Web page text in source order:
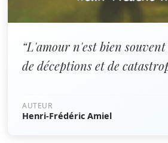
“L'amour n'est bien
de déceptions et de
AUTEUR
Henri-Frédéric Amiel